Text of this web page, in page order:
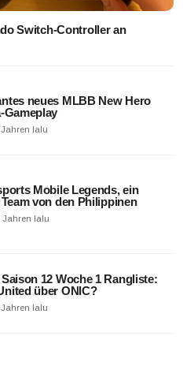
Switch-Controller an
neues MLBB New Hero
Gameplay
Jahren lalu
Mobile Legends, ein
von den Philippinen
Jahren lalu
12 Woche 1 Rangliste:
über ONIC?
Jahren lalu